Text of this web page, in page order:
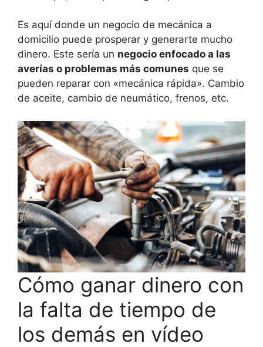
Es aquí donde un negocio de mecánica a
domicilio puede prosperar y generarte mucho
dinero. Este sería un negocio enfocado a las
averías o problemas más comunes que se
pueden reparar con «mecánica rápida». Cambio
de aceite, cambio de neumático, frenos, etc.
Cómo ganar dinero con
la falta de tiempo de
los demás en vídeo